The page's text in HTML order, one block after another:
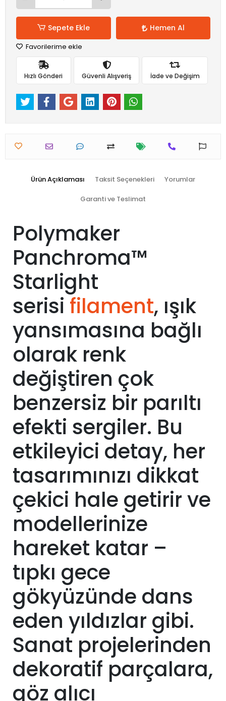
Sepete Ekle Hemen Al
Favorilerime ekle
Hızlı Gönderi Güvenli Alışveriş İade ve Değişim
Ürün Açıklaması Taksit Seçenekleri Yorumlar
Garanti ve Teslimat
Polymaker
Panchroma™
Starlight
serisi filament, ışık
yansımasına bağlı
olarak renk
değiştiren çok
benzersiz bir parıltı
efekti sergiler. Bu
etkileyici detay, her
tasarımınızı dikkat
çekici hale getirir ve
modellerinize
hareket katar –
tıpkı gece
gökyüzünde dans
eden yıldızlar gibi.
Sanat projelerinden
dekoratif parçalara,
göz alıcı